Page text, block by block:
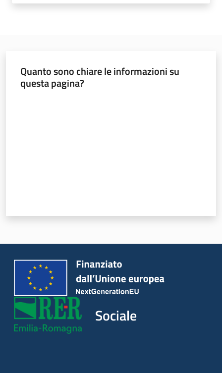
Menu selezionato
scuole
Novità
Servizi
Leggi Atti Bandi
Piani Programmi
Progetti
Quanto sono chiare le informazioni su
questa pagina?
Sociale